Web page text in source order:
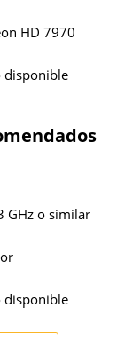
HD 7970
disponible
GHz o similar
disponible